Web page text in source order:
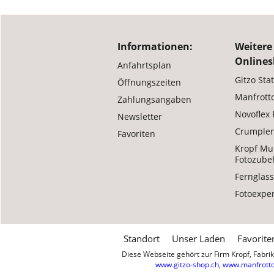
Informationen:
Anfahrtsplan
Öffnungszeiten
Zahlungsangaben
Newsletter
Favoriten
Weitere
Gitzo
Novoflex
Kropf
Standort Unser Laden
Diese Webseite gehört zur Firm Kropf,
www.gitzo-shop.ch,